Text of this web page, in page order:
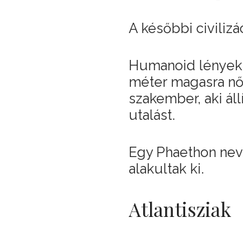
A későbbi
Humanoid
méter magasra
szakember, aki
utalást.
Egy Phaethon
alakultak ki.
Atlantisziak